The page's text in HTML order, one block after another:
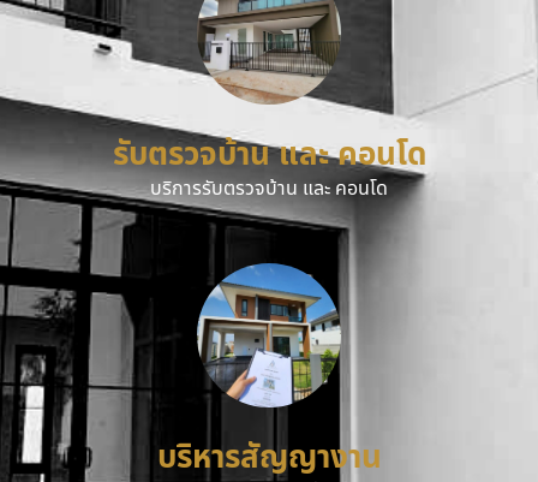
รับตรวจบ้าน และ คอนโด
บริการรับตรวจบ้าน และ คอนโด
บริหารสัญญางาน